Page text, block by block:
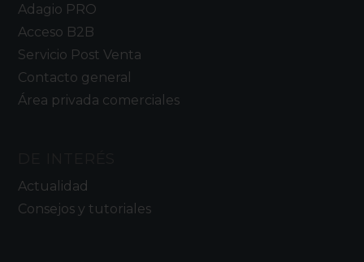
Adagio PRO
Acceso B2B
Servicio Post Venta
Contacto general
Área privada comerciales
Actualidad
Consejos y tutoriales